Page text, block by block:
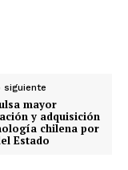
mayor
y adquisición
chilena por
Estado